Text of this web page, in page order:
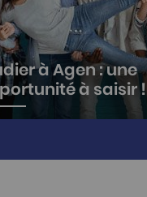
à Agen : une
à saisir !
proposant des